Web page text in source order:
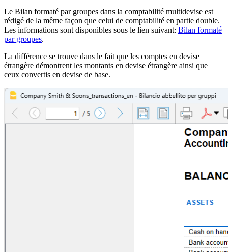
Le Bilan formaté par groupes dans la comptabilité multidevise est
rédigé de la même façon que celui de comptabilité en partie double.
Les informations sont disponibles sous le lien suivant: Bilan formaté
par groupes.
La différence se trouve dans le fait que les comptes en devise
étrangère démontrent les montants en devise étrangère ainsi que
ceux convertis en devise de base.